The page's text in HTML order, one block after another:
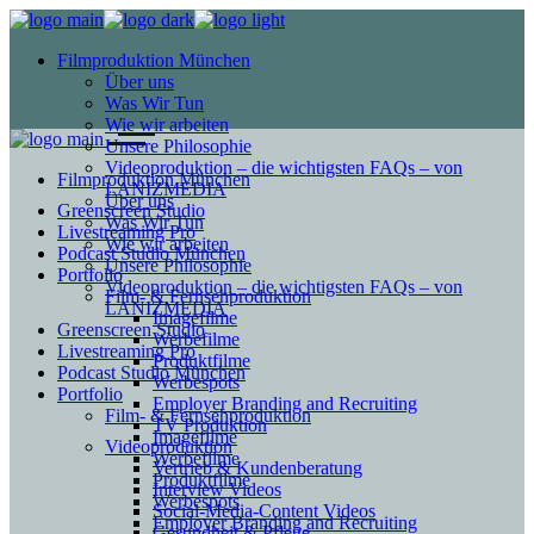
Filmproduktion München
Über uns
Was Wir Tun
Wie wir arbeiten
Unsere Philosophie
Videoproduktion – die wichtigsten FAQs – von
LANIZMEDIA
Greenscreen Studio
Livestreaming Pro
Podcast Studio München
Portfolio
Film- & Fernsehproduktion
Imagefilme
Werbefilme
Produktfilme
Werbespots
Employer Branding and Recruiting
TV Produktion
Videoproduktion
Vertrieb & Kundenberatung
Interview Videos
Social-Media-Content Videos
Filmproduktion München
Über uns
Was Wir Tun
Wie wir arbeiten
Unsere Philosophie
Videoproduktion – die wichtigsten FAQs – von
LANIZMEDIA
Greenscreen Studio
Livestreaming Pro
Podcast Studio München
Portfolio
Film- & Fernsehproduktion
Imagefilme
Werbefilme
Produktfilme
Werbespots
Employer Branding and Recruiting